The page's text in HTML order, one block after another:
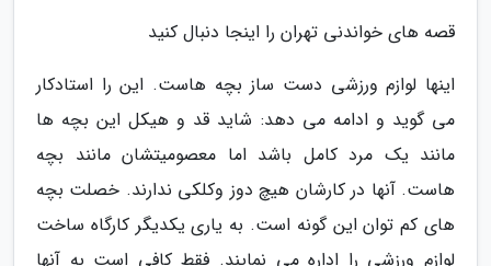
قصه های خواندنی تهران را اینجا دنبال کنید
اینها لوازم ورزشی دست ساز بچه هاست. این را استادکار
می گوید و ادامه می دهد: شاید قد و هیکل این بچه ها
مانند یک مرد کامل باشد اما معصومیتشان مانند بچه
هاست. آنها در کارشان هیچ دوز وکلکی ندارند. خصلت بچه
های کم توان این گونه است. به یاری یکدیگر کارگاه ساخت
لوازم ورزشی را اداره می نمایند. فقط کافی است به آنها